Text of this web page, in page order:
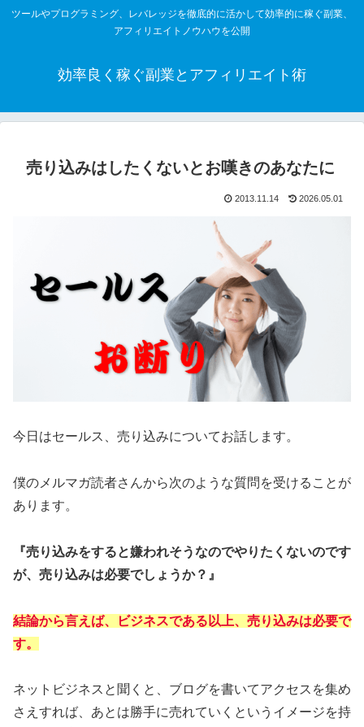
ツールやプログラミング、レバレッジを徹底的に活かして効率的に稼ぐ副業、
アフィリエイトノウハウを公開
効率良く稼ぐ副業とアフィリエイト術
売り込みはしたくないとお嘆きのあなたに
2013.11.14 2026.05.01
今日はセールス、売り込みについてお話します。
僕のメルマガ読者さんから次のような質問を受けることが
あります。
『売り込みをすると嫌われそうなのでやりたくないのです
が、売り込みは必要でしょうか？』
結論から言えば、ビジネスである以上、売り込みは必要で
す。
ネットビジネスと聞くと、ブログを書いてアクセスを集め
さえすれば、あとは勝手に売れていくというイメージを持